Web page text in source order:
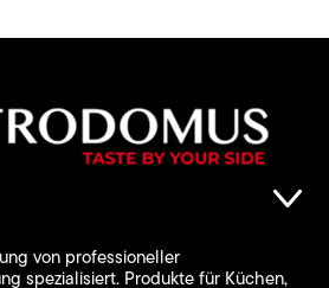
von professioneller
spezialisiert. Produkte für Küchen,